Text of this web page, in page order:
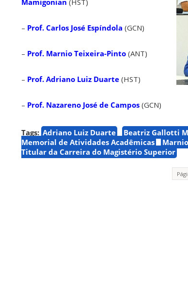
Mamigonian (HST)
– Prof. Carlos José Espíndola (GCN)
– Prof. Marnio Teixeira-Pinto (ANT)
– Prof. Adriano Luiz Duarte (HST)
– Prof. Nazareno José de Campos (GCN)
Tags: Adriano Luiz Duarte Beatriz Gallotti
Memorial de Atividades Acadêmicas
Titular da Carreira do Magistério Superior